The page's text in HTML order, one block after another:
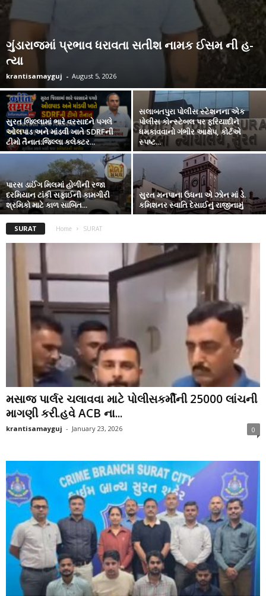
ગુંડારાજમાં પ્રભાવ ધરાવતા સતીશ નામક ઈસમ ની હ-
ત્યા
krantisamayguj - August 5, 2026
સુરત જિલ્લામાં ભારે વરસાદને પગલે
ઓલપાડ અને માંડવી ખાતે SDRFની
ટીમો તૈનાત:જિલ્લા કલેક્ટર...
સલાબતપુરા પોલીસ સ્ટેશનના એક
પોલીસ કોન્સ્ટેબલ પર ફરિયાદીને
ધમકાવવાનો ગંભીર આક્ષેપ, કોર્ટએ
સ્પષ્ટ...
પારસ ડાઈંગ મિલમાં હોળીની રજા
દરમિયાન ટાંકી સફાઈની કામગીરી
શ્રમિકો માટે કાળ સાબિત...
સુરત મનપાના ઉધના એ ઝોન માં ડે.
કમિશનર સ્વાતિ દેસાઈનું રાજીનામું
SURAT Home SURAT
મસાજ પાર્લર ચલાવવા માટે પોલીસકર્મીની 25000 લાંચની
માગણી કરી.હવે ACB ના...
krantisamayguj - January 23, 2026 0